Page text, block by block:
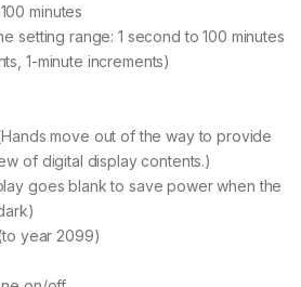
minutes
setting range: 1 second to 100 minutes
1-minute increments)
move out of the way to provide
of digital display contents.)
goes blank to save power when the
year 2099)